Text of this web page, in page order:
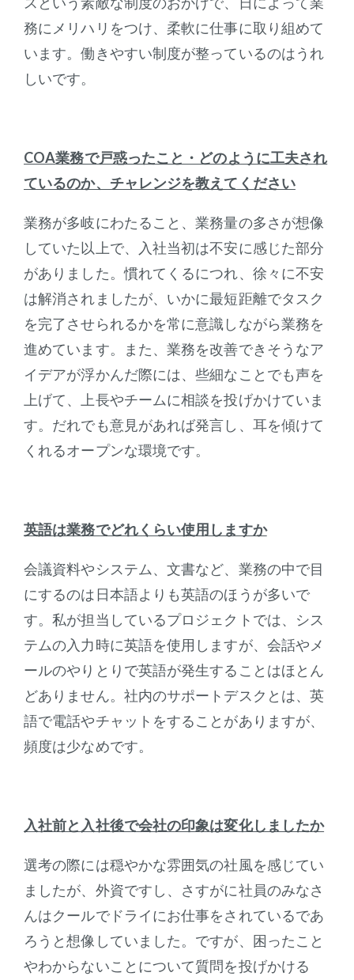
務にメリハリをつけ、柔軟に仕事に取り組めて
います。働きやすい制度が整っているのはうれ
しいです。
COA業務で戸惑ったこと・どのように工夫され
ているのか、チャレンジを教えてください
業務が多岐にわたること、業務量の多さが想像
していた以上で、入社当初は不安に感じた部分
がありました。慣れてくるにつれ、徐々に不安
は解消されましたが、いかに最短距離でタスク
を完了させられるかを常に意識しながら業務を
進めています。また、業務を改善できそうなア
イデアが浮かんだ際には、些細なことでも声を
上げて、上長やチームに相談を投げかけていま
す。だれでも意見があれば発言し、耳を傾けて
くれるオープンな環境です。
英語は業務でどれくらい使用しますか
会議資料やシステム、文書など、業務の中で目
にするのは日本語よりも英語のほうが多いで
す。私が担当しているプロジェクトでは、シス
テムの入力時に英語を使用しますが、会話やメ
ールのやりとりで英語が発生することはほとん
どありません。社内のサポートデスクとは、英
語で電話やチャットをすることがありますが、
頻度は少なめです。
入社前と入社後で会社の印象は変化しましたか
選考の際には穏やかな雰囲気の社風を感じてい
ましたが、外資ですし、さすがに社員のみなさ
んはクールでドライにお仕事をされているであ
ろうと想像していました。ですが、困ったこと
やわからないことについて質問を投げかける